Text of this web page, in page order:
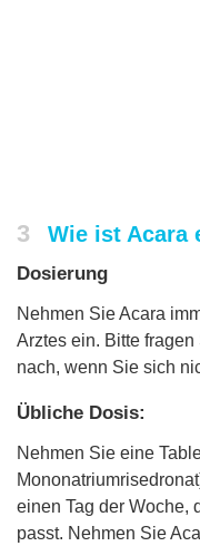
3 Wie ist Acara
Dosierung
Nehmen Sie Acara
Arztes ein. Bitte
nach, wenn Sie sich
Übliche Dosis:
Nehmen Sie eine
einen Tag der Woche,
passt. Nehmen Sie